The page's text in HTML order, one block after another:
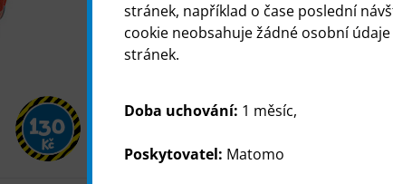
130
Kč
Váza
stránek, například o čase poslední
cookie neobsahuje žádné osobní
stránek.
Doba uchování: 1 měsíc,
Poskytovatel: Matomo